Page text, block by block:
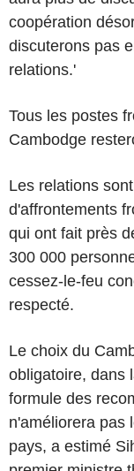
coopération
discuterons pas
relations.'
Tous les postes
Cambodge
Les relations
d'affrontements
qui ont fait près
300 000
cessez-le-feu
respecté.
Le choix du
obligatoire, dans
formule des
n'améliorera pas
pays, a estimé